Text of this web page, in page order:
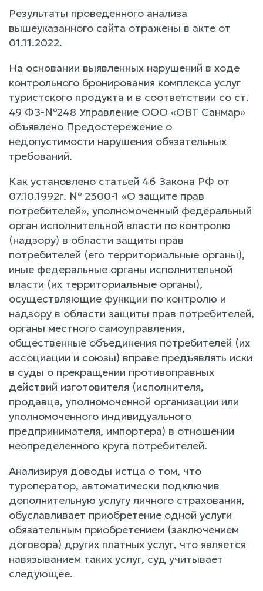
Результаты проведенного анализа
вышеуказанного сайта отражены в акте от
01.11.2022.
На основании выявленных нарушений в ходе
контрольного бронирования комплекса услуг
туристского продукта и в соответствии со ст.
49 ФЗ-№248 Управление ООО «ОВТ Санмар»
объявлено Предостережение о
недопустимости нарушения обязательных
требований.
Как установлено статьей 46 Закона РФ от
07.10.1992г. № 2300-1 «О защите прав
потребителей», уполномоченный федеральный
орган исполнительной власти по контролю
(надзору) в области защиты прав
потребителей (его территориальные органы),
иные федеральные органы исполнительной
власти (их территориальные органы),
осуществляющие функции по контролю и
надзору в области защиты прав потребителей,
органы местного самоуправления,
общественные объединения потребителей (их
ассоциации и союзы) вправе предъявлять иски
в суды о прекращении противоправных
действий изготовителя (исполнителя,
продавца, уполномоченной организации или
уполномоченного индивидуального
предпринимателя, импортера) в отношении
неопределенного круга потребителей.
Анализируя доводы истца о том, что
туроператор, автоматически подключив
дополнительную услугу личного страхования,
обуславливает приобретение одной услуги
обязательным приобретением (заключением
договора) других платных услуг, что является
навязыванием таких услуг, суд учитывает
следующее.